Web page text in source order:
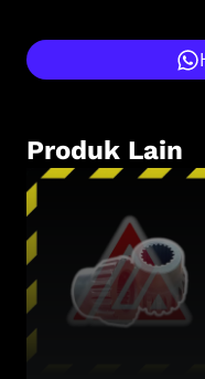
Produk Lain